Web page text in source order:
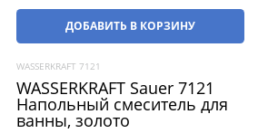
ДОБАВИТЬ В КОРЗИНУ
WASSERKRAFT 7121
WASSERKRAFT Sauer 7121
Напольный смеситель для
ванны, золото